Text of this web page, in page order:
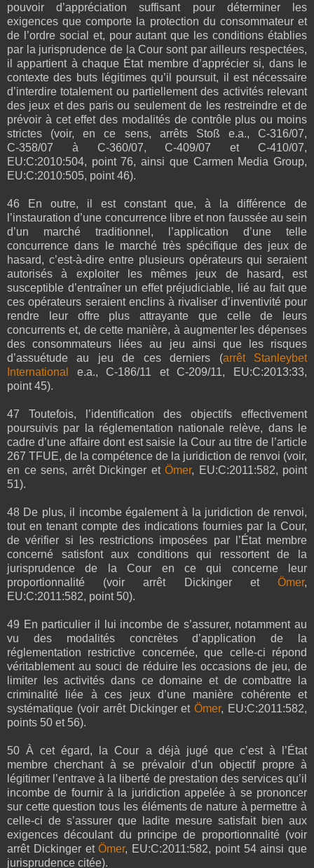
pouvoir d’appréciation suffisant pour déterminer les
exigences que comporte la protection du consommateur et
de l’ordre social et, pour autant que les conditions établies
par la jurisprudence de la Cour sont par ailleurs respectées,
il appartient à chaque État membre d’apprécier si, dans le
contexte des buts légitimes qu’il poursuit, il est nécessaire
d’interdire totalement ou partiellement des activités relevant
des jeux et des paris ou seulement de les restreindre et de
prévoir à cet effet des modalités de contrôle plus ou moins
strictes (voir, en ce sens, arrêts Stoß e.a., C‑316/07,
C‑358/07 à C‑360/07, C‑409/07 et C‑410/07,
EU:C:2010:504, point 76, ainsi que Carmen Media Group,
EU:C:2010:505, point 46).
46 En outre, il est constant que, à la différence de
l’instauration d’une concurrence libre et non faussée au sein
d’un marché traditionnel, l’application d’une telle
concurrence dans le marché très spécifique des jeux de
hasard, c’est-à-dire entre plusieurs opérateurs qui seraient
autorisés à exploiter les mêmes jeux de hasard, est
susceptible d’entraîner un effet préjudiciable, lié au fait que
ces opérateurs seraient enclins à rivaliser d’inventivité pour
rendre leur offre plus attrayante que celle de leurs
concurrents et, de cette manière, à augmenter les dépenses
des consommateurs liées au jeu ainsi que les risques
d’assuétude au jeu de ces derniers (arrêt Stanleybet
International
e.a., C‑186/11 et C‑209/11, EU:C:2013:33,
point 45).
47 Toutefois, l’identification des objectifs effectivement
poursuivis par la réglementation nationale relève, dans le
cadre d’une affaire dont est saisie la Cour au titre de l’article
267 TFUE, de la compétence de la juridiction de renvoi (voir,
en ce sens, arrêt Dickinger et Ömer, EU:C:2011:582, point
51).
48 De plus, il incombe également à la juridiction de renvoi,
tout en tenant compte des indications fournies par la Cour,
de vérifier si les restrictions imposées par l’État membre
concerné satisfont aux conditions qui ressortent de la
jurisprudence de la Cour en ce qui concerne leur
proportionnalité (voir arrêt Dickinger et Ömer,
EU:C:2011:582, point 50).
49 En particulier il lui incombe de s’assurer, notamment au
vu des modalités concrètes d’application de la
réglementation restrictive concernée, que celle-ci répond
véritablement au souci de réduire les occasions de jeu, de
limiter les activités dans ce domaine et de combattre la
criminalité liée à ces jeux d’une manière cohérente et
systématique (voir arrêt Dickinger etÖmer, EU:C:2011:582,
points 50 et 56).
50 À cet égard, la Cour a déjà jugé que c’est à l’État
membre cherchant à se prévaloir d’un objectif propre à
légitimer l’entrave à la liberté de prestation des services qu’il
incombe de fournir à la juridiction appelée à se prononcer
sur cette question tous les éléments de nature à permettre à
celle-ci de s’assurer que ladite mesure satisfait bien aux
exigences découlant du principe de proportionnalité (voir
arrêt Dickinger etÖmer, EU:C:2011:582, point 54 ainsi que
jurisprudence citée).